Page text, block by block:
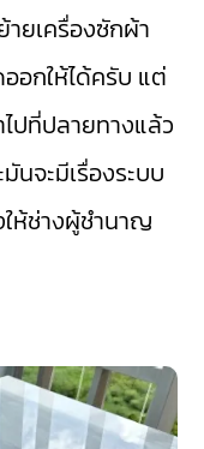
ยเครื่องซักผ้า
อกให้ได้ครับ แต่
ปที่ปลายทางแล้ว
นจะมีเรื่องระบบ
ห้ช่างผู้ชำนาญ